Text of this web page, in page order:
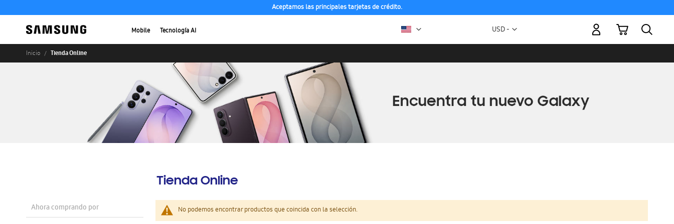
Aceptamos las principales tarjetas de crédito.
Mobile Tecnología AI Moneda
USD -
Mi carrito
Inicio Tienda Online
Tienda Online
No podemos encontrar productos que coincida con la selección.
Ahora comprando por